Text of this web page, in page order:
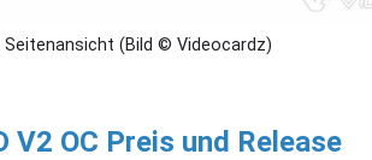
Seitenansicht (Bild © Videocardz)
V2 OC Preis und Release